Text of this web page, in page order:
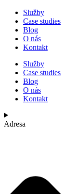
Služby
Case studies
Blog
O nás
Kontakt
Služby
Case studies
Blog
O nás
Kontakt
Adresa